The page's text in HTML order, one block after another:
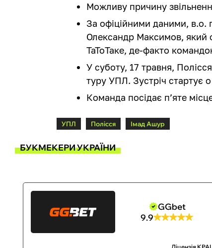
Можливу причину
За офіційними даними, в.о.
Олександр Максимов, який
ТаТоТаке, де-факто
У суботу, 17 травня,
туру УПЛ. Зустріч стартує
Команда посідає п’яте
УПЛ Полісся Імад Ашур
БУКМЕКЕРИ УКРАЇНИ
GGbet
9.9